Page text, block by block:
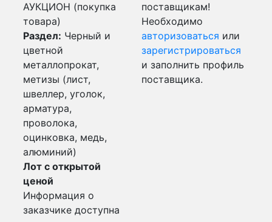
АУКЦИОН (покупка
товара)
Раздел: Черный и
цветной
металлопрокат,
метизы (лист,
швеллер, уголок,
арматура,
проволока,
оцинковка, медь,
алюминий)
Лот с открытой
ценой
Информация о
заказчике доступна
поставщикам!
Необходимо
авторизоваться или
зарегистрироваться
и заполнить профиль
поставщика.